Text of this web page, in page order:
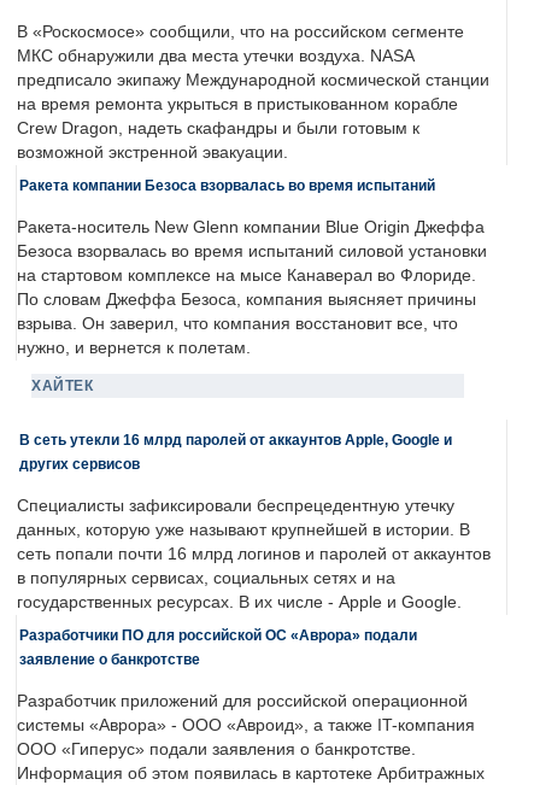
В «Роскосмосе» сообщили, что на российском сегменте
МКС обнаружили два места утечки воздуха. NASA
предписало экипажу Международной космической станции
на время ремонта укрыться в пристыкованном корабле
Crew Dragon, надеть скафандры и были готовым к
возможной экстренной эвакуации.
Ракета компании Безоса взорвалась во время испытаний
Ракета-носитель New Glenn компании Blue Origin Джеффа
Безоса взорвалась во время испытаний силовой установки
на стартовом комплексе на мысе Канаверал во Флориде.
По словам Джеффа Безоса, компания выясняет причины
взрыва. Он заверил, что компания восстановит все, что
нужно, и вернется к полетам.
ХАЙТЕК
В сеть утекли 16 млрд паролей от аккаунтов Apple, Google и
других сервисов
Специалисты зафиксировали беспрецедентную утечку
данных, которую уже называют крупнейшей в истории. В
сеть попали почти 16 млрд логинов и паролей от аккаунтов
в популярных сервисах, социальных сетях и на
государственных ресурсах. В их числе - Apple и Google.
Разработчики ПО для российской ОС «Аврора» подали
заявление о банкротстве
Разработчик приложений для российской операционной
системы «Аврора» - ООО «Авроид», а также IT-компания
ООО «Гиперус» подали заявления о банкротстве.
Информация об этом появилась в картотеке Арбитражных